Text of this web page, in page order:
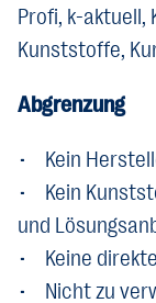
Profi, k-aktuell,
Kunststoffe,
Abgrenzung
• Kein
• Kein
und
• Keine
• Nicht zu